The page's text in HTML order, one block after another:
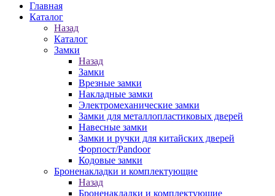
Главная
Каталог
Назад
Каталог
Замки
Назад
Замки
Врезные замки
Накладные замки
Электромеханические замки
Замки для металлопластиковых дверей
Навесные замки
Замки и ручки для китайских дверей
Форпост/Раndoor
Кодовые замки
Броненакладки и комплектующие
Назад
Броненакладки и комплектующие